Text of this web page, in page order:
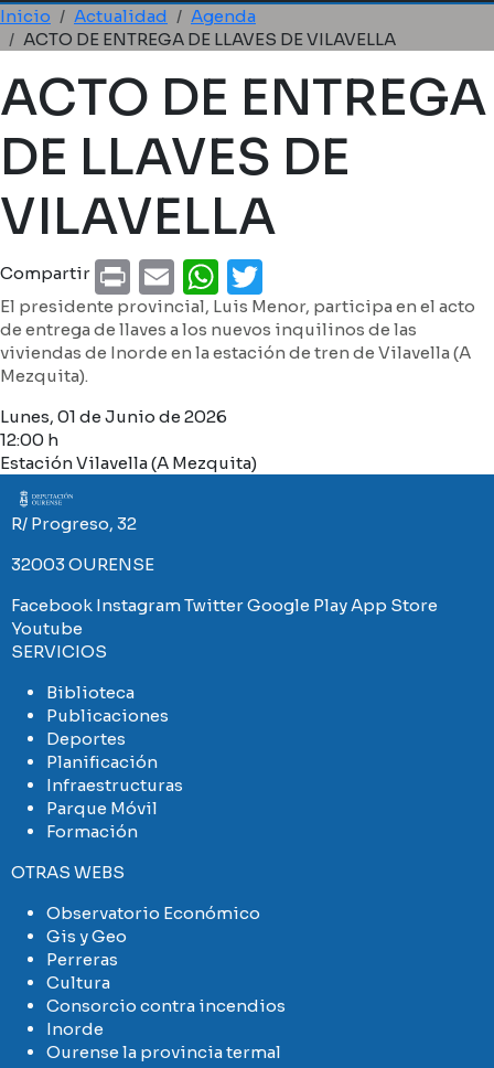
Ruta de navegación
Inicio Actualidad
Agenda
ACTO DE ENTREGA DE LLAVES DE VILAVELLA
ACTO DE ENTREGA
DE LLAVES DE
VILAVELLA
Compartir PrintEmailWhatsApp
El presidente provincial, Luis Menor, participa en el acto
de entrega de llaves a los nuevos inquilinos de las
viviendas de Inorde en la estación de tren de Vilavella (A
Mezquita).
Lunes, 01 de Junio de 2026
12:00 h
Estación Vilavella (A Mezquita)
Imaxe
R/ Progreso, 32
32003 OURENSE
Facebook InstagramTwitterGoogle PlayApp Store
Youtube
SERVICIOS
Biblioteca
Publicaciones
Deportes
Planificación
Infraestructuras
Parque Móvil
Formación
OTRAS WEBS
Observatorio Económico
Gis y Geo
Perreras
Cultura
Consorcio contra incendios
Inorde
Ourense la provincia termal